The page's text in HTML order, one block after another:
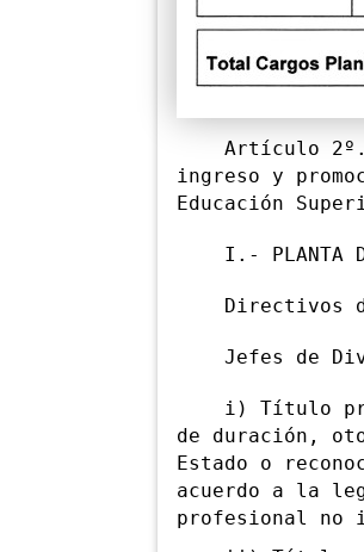
Artículo 2º.-
ingreso y
Educación
I.- PLANTA DE
Directivos de
Jefes de
i) Título
de duración,
Estado o
acuerdo a la
profesional no